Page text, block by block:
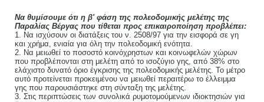
Να θυμίσουμε ότι η β' φάση της πολεοδομικής μελέτης της
Παραλίας Βέργας που τίθεται προς επικαιροποίηση προβλέπει:
1. Να ισχύσουν οι διατάξεις του ν. 2508/97 για την εισφορά σε γη
και χρήμα, ενιαία για όλη την πολεοδομική ενότητα.
2. Να μειωθεί το ποσοστό κοινόχρηστων και κοινωφελών χώρων
που προβλέπονται στη μελέτη από το ισοζύγιο γης, από 38% στο
ελάχιστο δυνατό όριο έγκρισης της πολεοδομικής μελέτης. Το μέτρο
αυτό προτείνεται προκειμένου να μειωθεί περαιτέρω το έλλειμμα
γης που παρουσιάστηκε στη σύνταξη της μελέτης.
3. Στις περιπτώσεις των συνολικά ρυμοτομούμενων ιδιοκτησιών για